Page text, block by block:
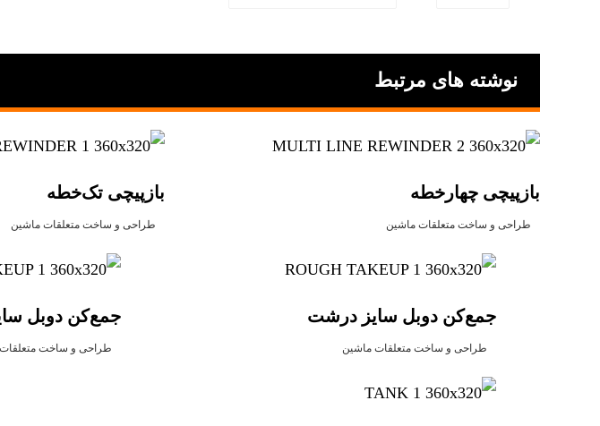
نوشته های مرتبط
بازپیچی چهارخطه
طراحی و ساخت متعلقات ماشین
بازپیچی تک‌خطه
طراحی و ساخت متعلقات ماشین
جمع‌کن دوبل سایز درشت
طراحی و ساخت متعلقات ماشین
جمع‌کن دوبل
طراحی و ساخت